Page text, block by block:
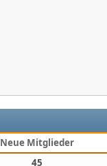
Neue Mitglieder
45